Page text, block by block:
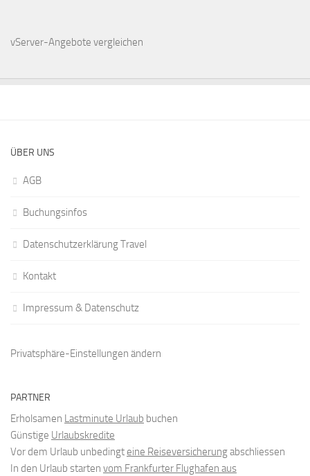
vServer-Angebote vergleichen
ÜBER UNS
AGB
Buchungsinfos
Datenschutzerklärung Travel
Kontakt
Impressum & Datenschutz
Privatsphäre-Einstellungen ändern
PARTNER
Erholsamen Lastminute Urlaub buchen
Günstige Urlaubskredite
Vor dem Urlaub unbedingteine Reiseversicherungabschliessen
In den Urlaub starten vom Frankfurter Flughafen aus